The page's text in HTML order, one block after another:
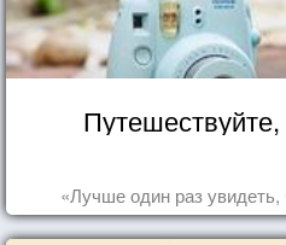
«Лучше один раз